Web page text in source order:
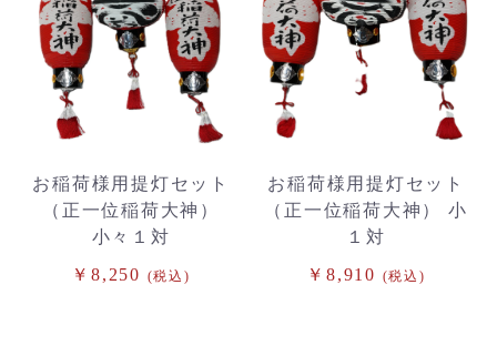
お稲荷様用提灯セット
（正一位稲荷大神）
小々１対
￥8,250 (税込)
お稲荷様用提灯セット
（正一位稲荷大神） 小
１対
￥8,910 (税込)